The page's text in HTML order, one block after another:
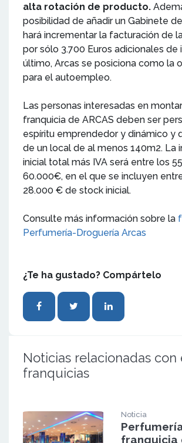
alta rotación de producto.
posibilidad de añadir un Gabinete
hará incrementar la facturación de
por sólo 3.700 Euros adicionales de
último, Arcas se posiciona como la
para el autoempleo.
Las personas interesadas en
franquicia de ARCAS deben ser
espíritu emprendedor y dinámico y
de un local de al menos 140m2. La
inicial total más IVA será entre los
60.000€, en el que se incluyen
28.000 € de stock inicial.
Consulte más información sobre la
Perfumería-Droguería Arcas
¿Te ha gustado? Compártelo
Noticias relacionadas con
franquicias
Noticia
franquicia